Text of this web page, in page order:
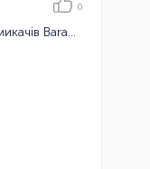
0
Ковпачок на сорочку перемикачів Baradine CAPDC01 4mm, 1шт